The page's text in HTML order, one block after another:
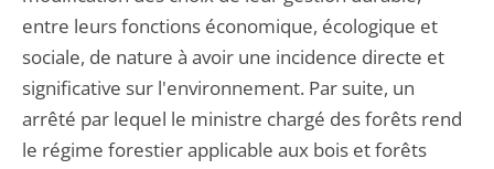
entre leurs fonctions économique, écologique et
sociale, de nature à avoir une incidence directe et
significative sur l'environnement. Par suite, un
arrêté par lequel le ministre chargé des forêts rend
le régime forestier applicable aux bois et forêts